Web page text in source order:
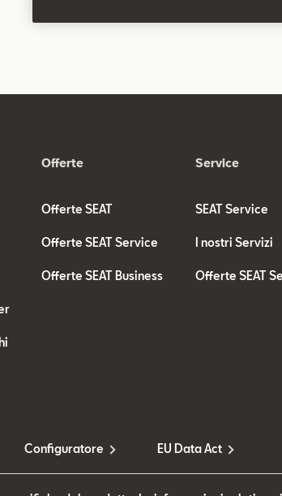
Offerte
Offerte SEAT
Offerte SEAT Service
Offerte SEAT Business
Service
SEAT Service
I nostri Servizi
Offerte SEAT
Configuratore EU Data Act